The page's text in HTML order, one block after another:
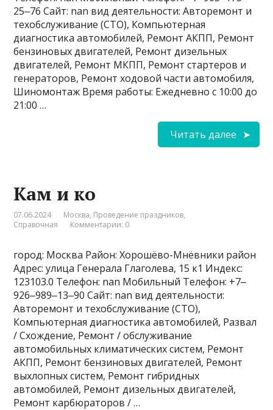
25‒76 Сайт: nan вид деятельности: Авторемонт и
техобслуживание (СТО), Компьютерная
диагностика автомобилей, Ремонт АКПП, Ремонт
бензиновых двигателей, Ремонт дизельных
двигателей, Ремонт МКПП, Ремонт стартеров и
генераторов, Ремонт ходовой части автомобиля,
Шиномонтаж Время работы: Ежедневно с 10:00 до
21:00 …
Читать далее
Кам и ко
07.06.2024 Москва, Проведение праздников,
Справочная
Комментарии: 0
город: Москва Район: Хорошёво-Мнёвники район
Адрес: улица Генерала Глаголева, 15 к1 Индекс:
123103.0 Телефон: nan Мобильный Телефон: +7‒
926‒989‒13‒90 Сайт: nan вид деятельности:
Авторемонт и техобслуживание (СТО),
Компьютерная диагностика автомобилей, Развал
/ Схождение, Ремонт / обслуживание
автомобильных климатических систем, Ремонт
АКПП, Ремонт бензиновых двигателей, Ремонт
выхлопных систем, Ремонт гибридных
автомобилей, Ремонт дизельных двигателей,
Ремонт карбюраторов / …